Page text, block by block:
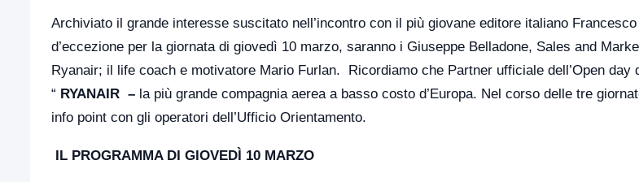
Archiviato il grande interesse suscitato nell’incontro con il più giovane editore italiano
d’eccezione per la giornata di giovedì 10 marzo, saranno i Giuseppe Belladone, Sales and
Ryanair; il life coach e motivatore Mario Furlan. Ricordiamo che Partner ufficiale dell’Open day
“ RYANAIR – la più grande compagnia aerea a basso costo d’Europa. Nel corso delle tre
info point con gli operatori dell’Ufficio Orientamento.
IL PROGRAMMA DI GIOVEDÌ 10 MARZO